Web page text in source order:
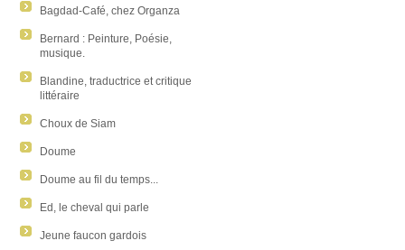
Bagdad-Café, chez Organza
Bernard : Peinture, Poésie,
musique.
Blandine, traductrice et critique
littéraire
Choux de Siam
Doume
Doume au fil du temps...
Ed, le cheval qui parle
Jeune faucon gardois